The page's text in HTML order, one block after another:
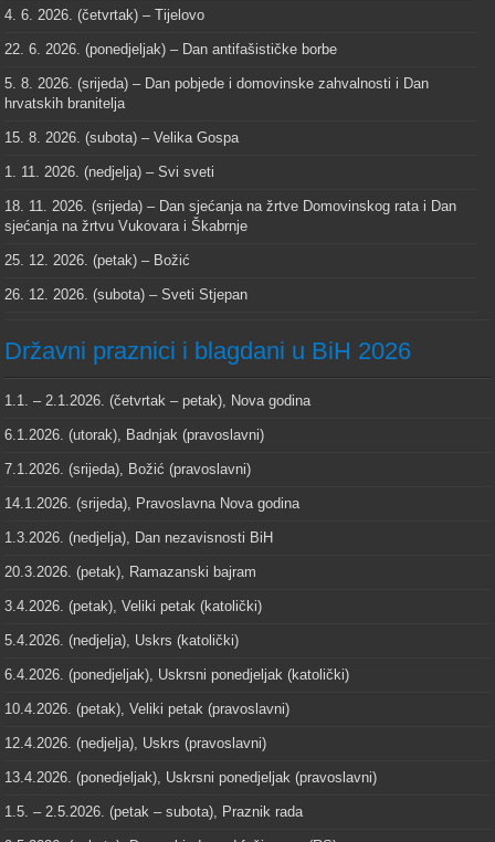
4. 6. 2026. (četvrtak) – Tijelovo
22. 6. 2026. (ponedjeljak) – Dan antifašističke borbe
5. 8. 2026. (srijeda) – Dan pobjede i domovinske zahvalnosti i Dan
hrvatskih branitelja
15. 8. 2026. (subota) – Velika Gospa
1. 11. 2026. (nedjelja) – Svi sveti
18. 11. 2026. (srijeda) – Dan sjećanja na žrtve Domovinskog rata i Dan
sjećanja na žrtvu Vukovara i Škabrnje
25. 12. 2026. (petak) – Božić
26. 12. 2026. (subota) – Sveti Stjepan
Državni praznici i blagdani u BiH 2026
1.1. – 2.1.2026. (četvrtak – petak), Nova godina
6.1.2026. (utorak), Badnjak (pravoslavni)
7.1.2026. (srijeda), Božić (pravoslavni)
14.1.2026. (srijeda), Pravoslavna Nova godina
1.3.2026. (nedjelja), Dan nezavisnosti BiH
20.3.2026. (petak), Ramazanski bajram
3.4.2026. (petak), Veliki petak (katolički)
5.4.2026. (nedjelja), Uskrs (katolički)
6.4.2026. (ponedjeljak), Uskrsni ponedjeljak (katolički)
10.4.2026. (petak), Veliki petak (pravoslavni)
12.4.2026. (nedjelja), Uskrs (pravoslavni)
13.4.2026. (ponedjeljak), Uskrsni ponedjeljak (pravoslavni)
1.5. – 2.5.2026. (petak – subota), Praznik rada